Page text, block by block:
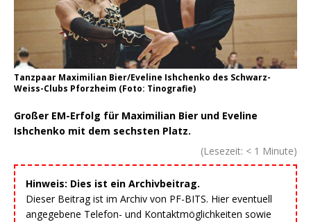
Tanzpaar Maximilian Bier/Eveline Ishchenko des Schwarz-
Weiss-Clubs Pforzheim (Foto: Tinografie)
Großer EM-Erfolg für Maximilian Bier und Eveline
Ishchenko mit dem sechsten Platz.
(Lesezeit: < 1 Minute)
Hinweis: Dies ist ein Archivbeitrag.
Dieser Beitrag ist im Archiv von PF-BITS. Hier eventuell
angegebene Telefon- und Kontaktmöglichkeiten sowie